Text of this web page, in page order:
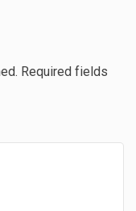
Required fields